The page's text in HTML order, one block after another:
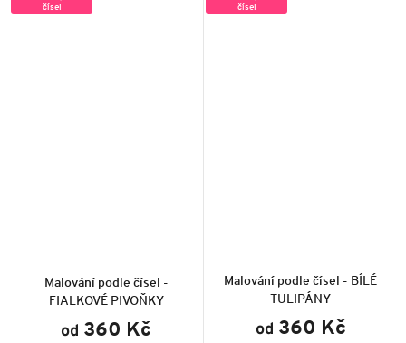
čísel
Malování podle čísel -
FIALKOVÉ PIVOŇKY
produktu
je
5,0
5
od 360 Kč
čísel
Malování podle čísel - BÍLÉ
TULIPÁNY
produktu
je
5,0
5
od 360 Kč